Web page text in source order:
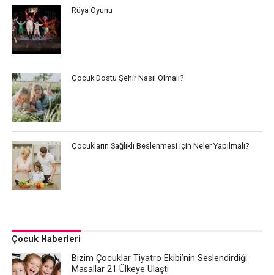
Rüya Oyunu
Çocuk Dostu Şehir Nasıl Olmalı?
Çocukların Sağlıklı Beslenmesi için Neler Yapılmalı?
Çocuk Haberleri
Bizim Çocuklar Tiyatro Ekibi’nin Seslendirdiği
Masallar 21 Ülkeye Ulaştı